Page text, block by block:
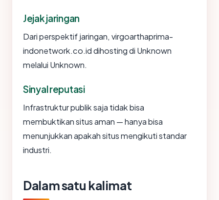
Jejak jaringan
Dari perspektif jaringan, virgoarthaprima-
indonetwork.co.id dihosting di Unknown
melalui Unknown.
Sinyal reputasi
Infrastruktur publik saja tidak bisa
membuktikan situs aman — hanya bisa
menunjukkan apakah situs mengikuti standar
industri.
Dalam satu kalimat